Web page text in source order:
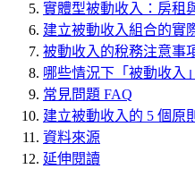
實體型被動收入：房租
建立被動收入組合的實
被動收入的稅務注意事
哪些情況下「被動收入
常見問題 FAQ
建立被動收入的 5 個原則
資料來源
延伸閱讀